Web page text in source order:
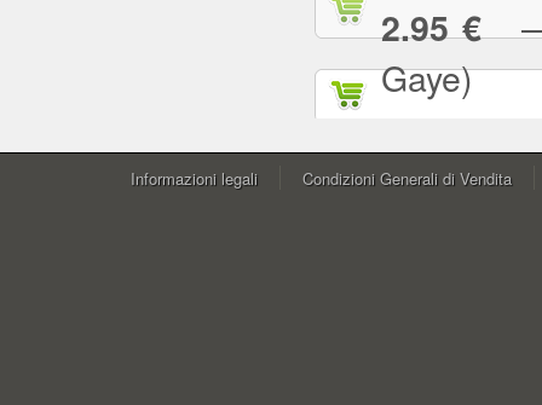
2.95 €—
Gaye)
Informazioni legali Condizioni Generali di Vendita